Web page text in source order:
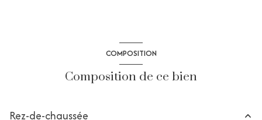
COMPOSITION
Composition de ce bien
Rez-de-chaussée